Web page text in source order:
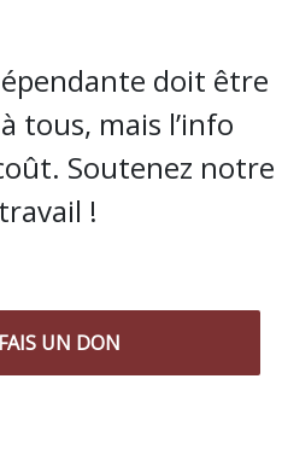
numéro papier du
!
papier
doit être
tous, mais l’info
Soutenez notre
travail !
UN DON